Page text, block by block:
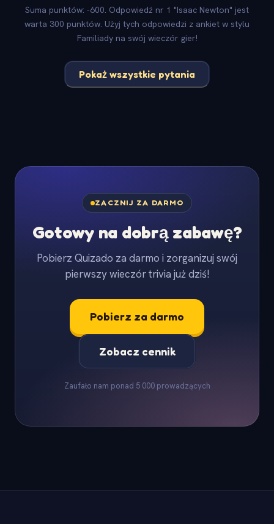
Suma punktów: -600. Odpowiedź nr 1 "Isaac Newton" jest
warta 300 punktów. Użyj tych odpowiedzi z ankiet w stylu
Familiady na swój wieczór gier!
Pokaż wszystkie pytania
ZACZNIJ ZA DARMO
Gotowy na dobrą zabawę?
Pobierz Quizado za darmo i zorganizuj swój
pierwszy wieczór trivia już dziś!
Pobierz za darmo
Zobacz cennik
Zaufało nam ponad 5 000 prowadzących